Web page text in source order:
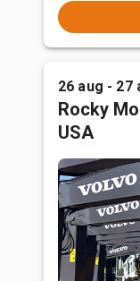
26 aug - 27
Rocky
USA